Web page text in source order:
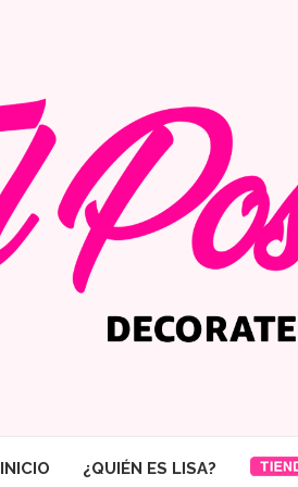
INICIO ¿QUIÉN ES LISA?